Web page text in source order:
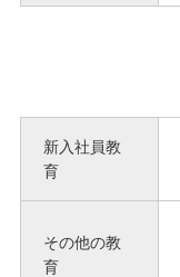
新入社員教
育
その他の教
育